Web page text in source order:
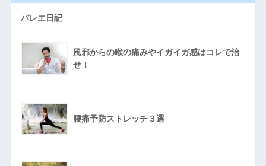
バレエ日記
風邪からの喉の痛みやイガイガ感はコレで治
せ！
腰痛予防ストレッチ３選